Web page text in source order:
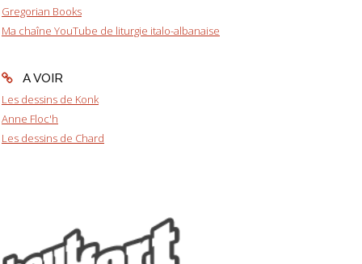
Gregorian Books
Ma chaîne YouTube de liturgie italo-albanaise
A VOIR
Les dessins de Konk
Anne Floc'h
Les dessins de Chard